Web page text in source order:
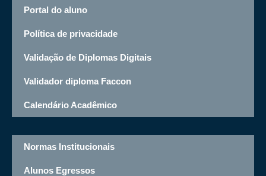
Portal do aluno
Política de privacidade
Validação de Diplomas Digitais
Validador diploma Faccon
Calendário Acadêmico
Normas Institucionais
Alunos Egressos